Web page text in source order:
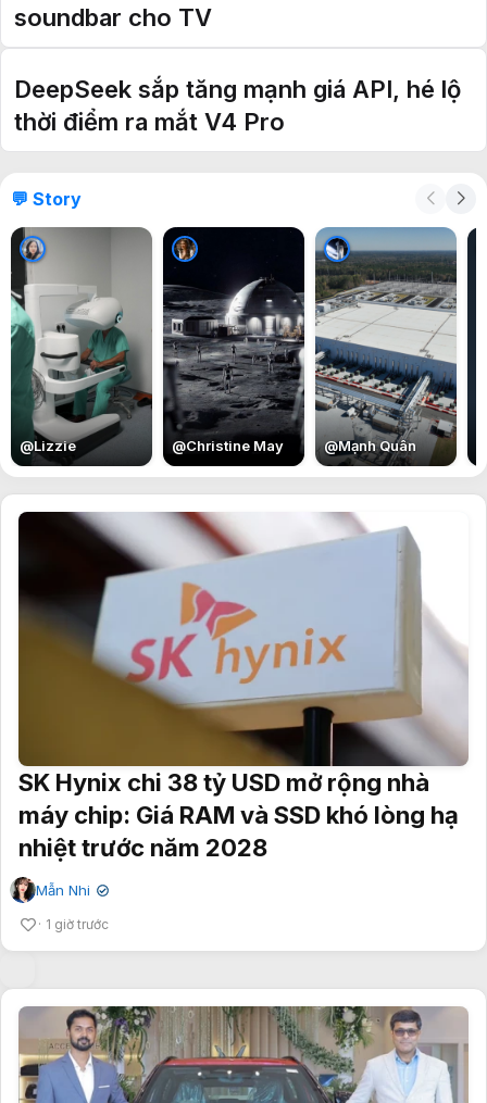
soundbar cho TV
DeepSeek sắp tăng mạnh giá API, hé lộ
thời điểm ra mắt V4 Pro
💬 Story
@Lizzie @Christine May @Mạnh Quân
SK Hynix chi 38 tỷ USD mở rộng nhà
máy chip: Giá RAM và SSD khó lòng hạ
nhiệt trước năm 2028
Mẫn Nhi ✔
1 giờ trước